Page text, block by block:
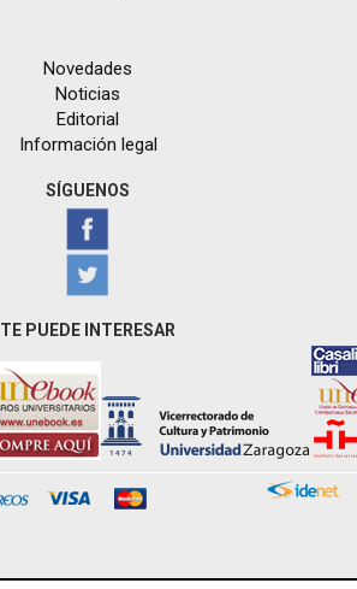
Novedades
Noticias
Editorial
Información legal
SÍGUENOS
TE PUEDE INTERESAR